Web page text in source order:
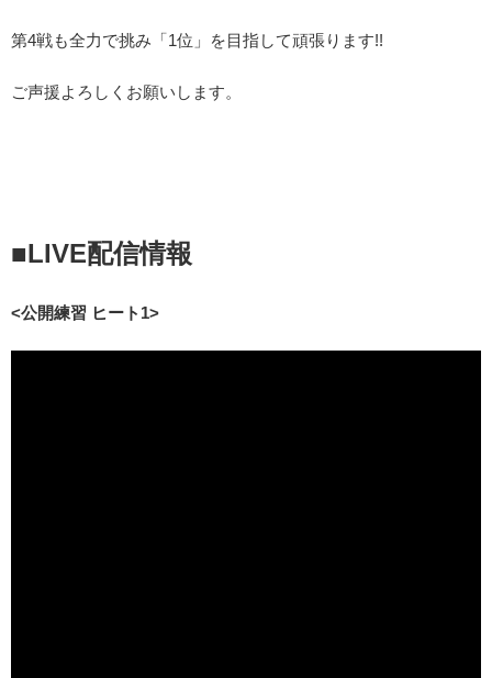
第4戦も全力で挑み「1位」を目指して頑張ります!!
ご声援よろしくお願いします。
■LIVE配信情報
<公開練習 ヒート1>